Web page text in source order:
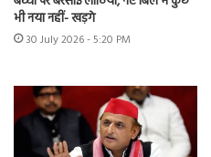
भी नया नहीं- खड़गे
30 July 2026 - 5:20 PM